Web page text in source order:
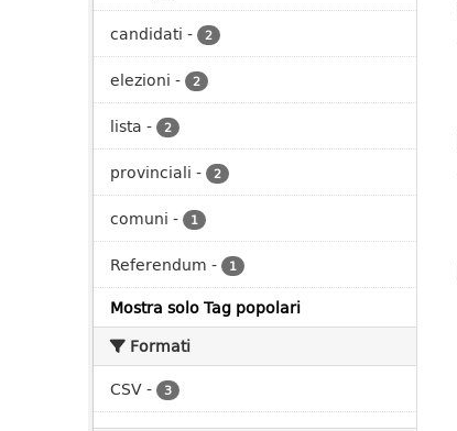
candidati - 2
elezioni - 2
lista - 2
provinciali - 2
comuni - 1
Referendum - 1
Mostra solo Tag popolari
Formati
CSV- 3